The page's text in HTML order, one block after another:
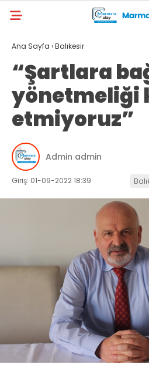
Ana Sayfa ›Balıkesir
“Şartlara
yönetmeliği
etmiyoruz”
Admin admin
Giriş: 01-09-2022 18:39